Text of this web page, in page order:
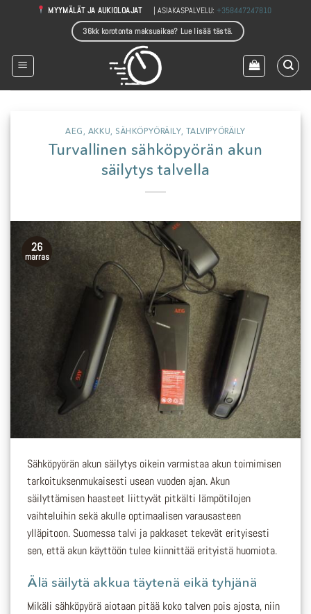
MYYMÄLÄT JA AUKIOLOAJAT | ASIAKASPALVELU:+358447247810
36kk korotonta maksuaikaa? Lue lisää tästä.
AEG , AKKU, SÄHKÖPYÖRÄILY, TALVIPYÖRÄILY
Turvallinen sähköpyörän akun
säilytys talvella
26
marras
Sähköpyörän akun säilytys oikein varmistaa akun toimimisen
tarkoituksenmukaisesti usean vuoden ajan. Akun
säilyttämisen haasteet liittyvät pitkälti lämpötilojen
vaihteluihin sekä akulle optimaalisen varausasteen
ylläpitoon. Suomessa talvi ja pakkaset tekevät erityisesti
sen, että akun käyttöön tulee kiinnittää erityistä huomiota.
Älä säilytä akkua täytenä eikä tyhjänä
Mikäli sähköpyörä aiotaan pitää koko talven pois ajosta, niin